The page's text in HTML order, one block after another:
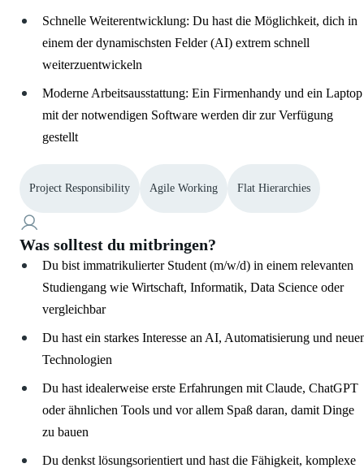
Schnelle Weiterentwicklung: Du hast die Möglichkeit, dich in
einem der dynamischsten Felder (AI) extrem schnell
weiterzuentwickeln
Moderne Arbeitsausstattung: Ein Firmenhandy und ein Laptop
mit der notwendigen Software werden dir zur Verfügung
gestellt
Project Responsibility Agile Working Flat Hierarchies
Was solltest du mitbringen?
Du bist immatrikulierter Student (m/w/d) in einem relevanten
Studiengang wie Wirtschaft, Informatik, Data Science oder
vergleichbar
Du hast ein starkes Interesse an AI, Automatisierung und
Technologien
Du hast idealerweise erste Erfahrungen mit Claude, ChatGPT
oder ähnlichen Tools und vor allem Spaß daran, damit Dinge
zu bauen
Du denkst lösungsorientiert und hast die Fähigkeit, komplexe